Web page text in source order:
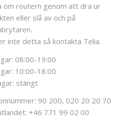
om routern genom att dra ur
eller slå av och på
inte detta så kontakta Telia.
08:00-19:00
10:00-18:00
stängt
90 200, 020 20 20 70
+46 771 99 02 00